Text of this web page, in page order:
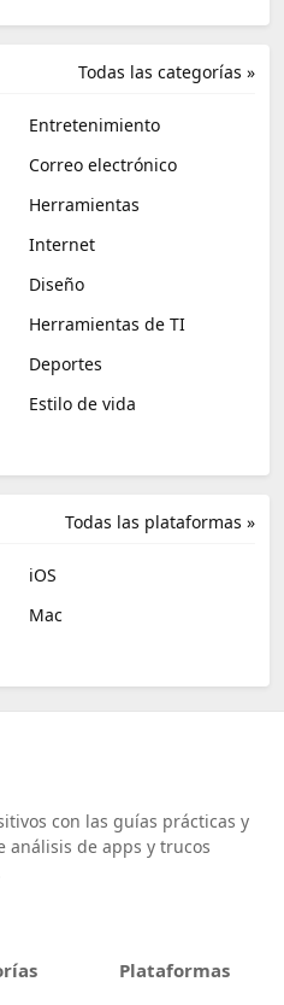
Todas las categorías »
Entretenimiento
Correo electrónico
Herramientas
Internet
Diseño
Herramientas de TI
Deportes
Estilo de vida
Todas las plataformas »
iOS
Mac
con las guías prácticas y
análisis de apps y trucos
Plataformas